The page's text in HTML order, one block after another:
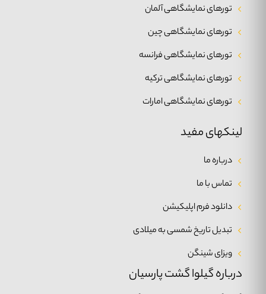
درباره گیلوا گشت پارسیان
لینکهای مفید
درباره ما
تماس با ما
دانلود فرم اپلیکیشن
تبدیل تاریخ شمسی به میلادی
ویزای شینگن
تورهای نمایشگاهی آلمان
تورهای نمایشگاهی چین
تورهای نمایشگاهی فرانسه
تورهای نمایشگاهی ترکیه
تورهای نمایشگاهی امارات